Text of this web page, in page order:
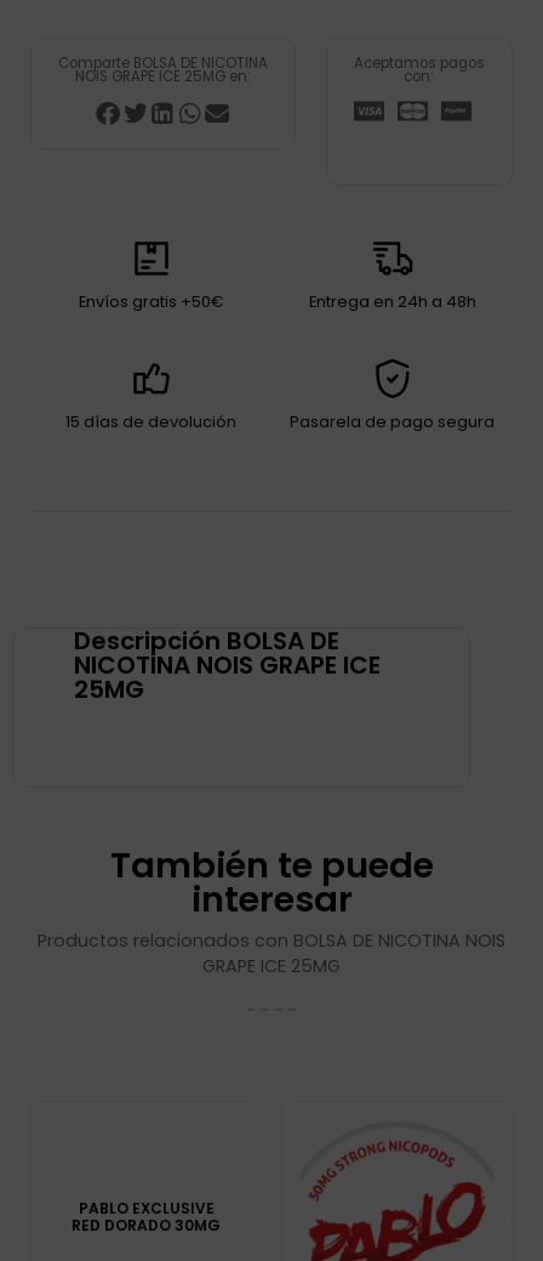
Comparte BOLSA DE NICOTINA
NOIS GRAPE ICE 25MG en:
Aceptamos pagos
con:
Envíos gratis +50€ Entrega en 24h a 48h
15 días de devolución Pasarela de pago segura
Descripción BOLSA DE
NICOTINA NOIS GRAPE ICE
25MG
También te puede
interesar
Productos relacionados con BOLSA DE NICOTINA NOIS
GRAPE ICE 25MG
PABLO EXCLUSIVE
RED DORADO 30MG